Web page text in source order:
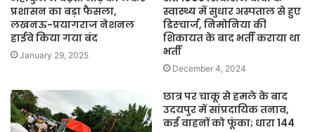
प्रशासन का बड़ा फैसला,
लखनऊ-प्रयागराज नेशनल
हाईवे किया गया बंद
January 29, 2025
स्वास्थ्य में सुधार अस्पताल से हुए
डिस्चार्ज, निमोनिया की
शिकायत के बाद भर्ती कराया था
भर्ती
December 4, 2024
छात्र पर चाकू से हमले के बाद
उदयपुर में सांप्रदायिक तनाव,
कई वाहनों को फूंका; धारा 144